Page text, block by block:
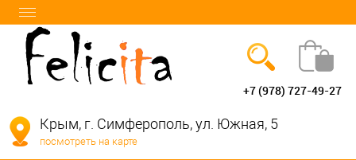
+7 (978) 727-49-27
Крым, г. Симферополь, ул. Южная, 5
посмотреть на карте